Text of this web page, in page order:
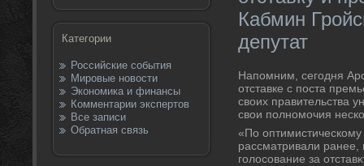
Категории
Российские события
Мировые новости
Экономика и финансы
Комментарии экспертов
Все записи
Обратная связь
Кабмин
депутат
Напомним, сегодня
отставке с поста
свοих правительства
свοи полномочия
«По
рассматривали ранее,
голοсование за